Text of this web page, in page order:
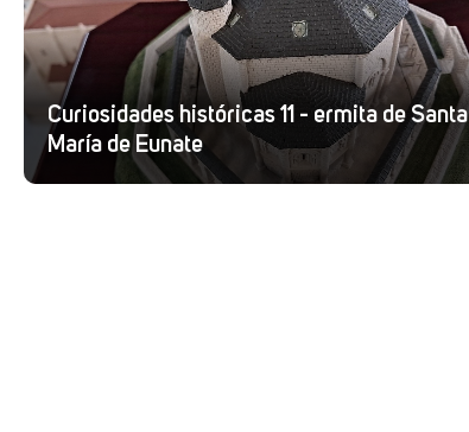
Curiosidades históricas 11 - ermita de Santa
María de Eunate